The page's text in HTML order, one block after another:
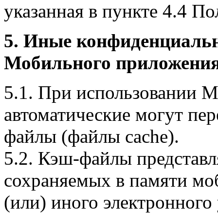
указанная в пункте 4.4
5. Иные
Мобильного
5.1. При использовании
автоматические могут
файлы (файлы cache).
5.2. Кэш-файлы
сохраняемых в памяти
(или) иного электронного